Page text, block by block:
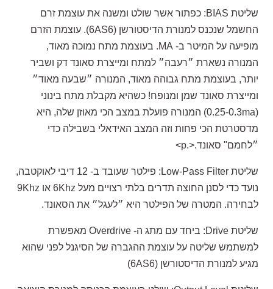
שליטת BIAS: כפתור אשר שולט ומשנה את עוצמת זרם
החשמל שנכנס למנורת הדיסטורשן (6AS6). עוצמת הזרם
מופיעה על המיטר ב- MA. בעוצמת מתח נמוכה מאוד,
המנורה נשארת ״רעבה״ למתח ומייצרת סאונד דק ושביר
יותר, בעוצמת מתח גבוהה מאוד, המנורה ״שבעה מאוד״
ומייצרת סאונד שמן ומנופח! כשהיא מקבלת מתח בינוני
(0.25-0.3ma) המנורה פועלת במצב הכי מאוזן שלה, היא
מדסטרטת הכי פחות וזה המצב האידאלי בשבילה כדי
״לחמם" סאונד.<.p>
שליטת Low-Pass Filter: פילטר שעובד ב- 12 דיבי לאוקטבה,
נועד כדי לסנן החוצה תדרים בלתי רצויים מעל 6Khz או 9Khz
לבחירה. המטרה של הפילטר היא ״לעגל״ את הסאונד.
שליטת Drive: ביחד עם מתג ה- Overdrive מאפשרת
למשתמש שליטה על עוצמת ההגברה של הסיגנל לפני שהוא
מגיע למנורת הדיסטורשן (6AS6)